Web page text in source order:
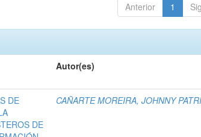
Anterior 1
Autor(es)
DE
DE
CAÑARTE MOREIRA, JOHNNY